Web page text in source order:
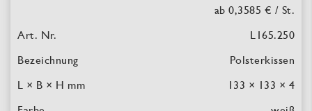
ab 0,3585 € / St.
L165.250
Polsterkissen
133 × 133 × 4